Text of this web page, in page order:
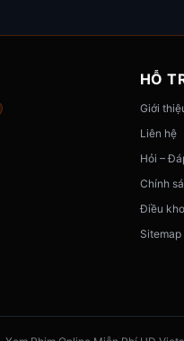
HỖ
Giới
Liên hệ
Hỏi –
Chính
Điều
Sitemap